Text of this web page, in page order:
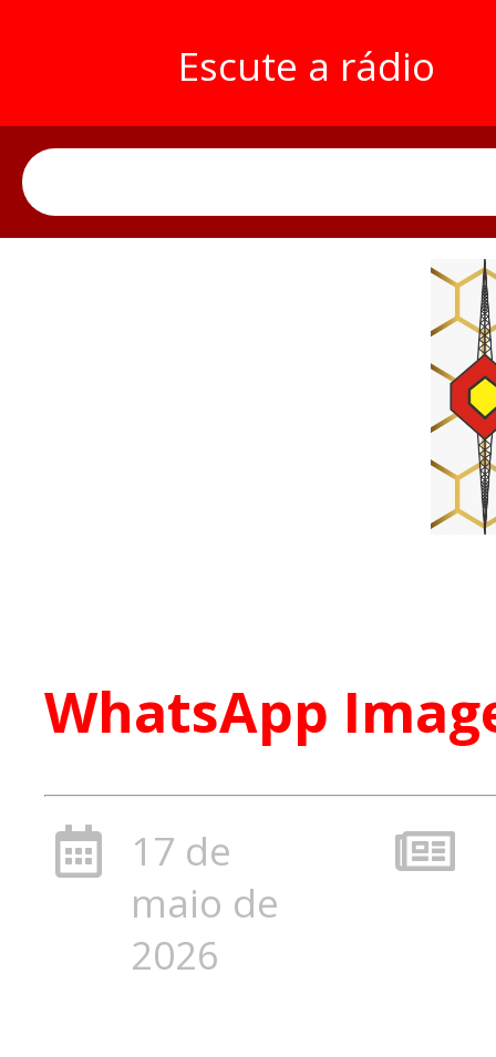
Escute a rádio
WhatsApp
17 de
maio de
2026